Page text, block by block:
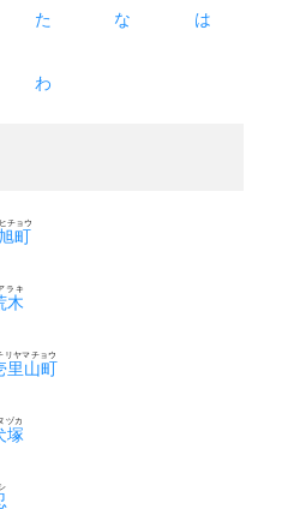
た な は
わ
町
チョウ
木
ラキ
里山町
リヤマチョウ
塚
ヅカ